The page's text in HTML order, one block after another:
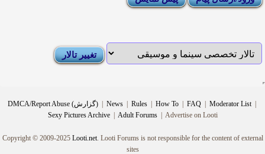
DMCA/Report Abuse (گزارش) News Rules How To FAQ Moderator List
Sexy Pictures Archive
Adult Forums Advertise on Looti
Copyright © 2009-2025 Looti.net. Looti Forums is not responsible for the content of external
sites